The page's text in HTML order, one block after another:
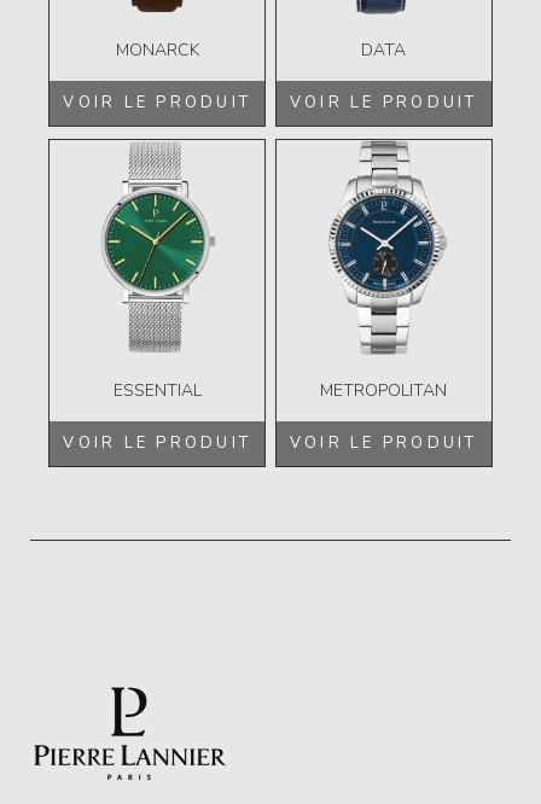
MONARCK
VOIR LE PRODUIT
DATA
VOIR LE PRODUIT
ESSENTIAL
VOIR LE PRODUIT
METROPOLITAN
VOIR LE PRODUIT